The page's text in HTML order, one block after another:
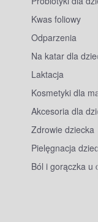
Kwas foliowy
Odparzenia
Na katar dla
Laktacja
Kosmetyki dla
Akcesoria dla
Zdrowie dziecka
Pielęgnacja
Ból i gorączka u